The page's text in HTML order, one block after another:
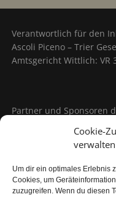
Cookie-
verwalten
Um dir ein optimales Erlebnis
Cookies, um
zuzugreifen. Wenn du diesen
Verantwortlich für den
Ascoli Piceno – Trier
Amtsgericht Wittlich: VR
Partner und Sponsoren